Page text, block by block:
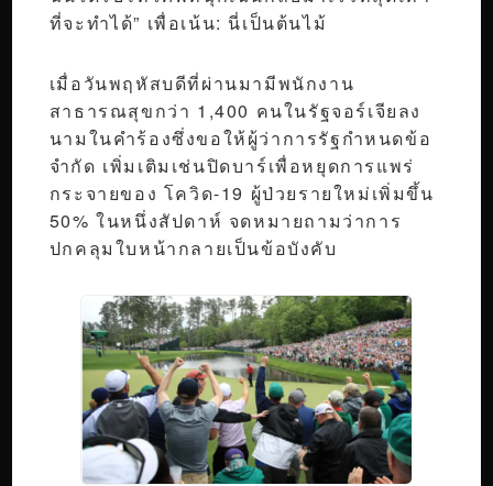
ที่จะทำได้” เพื่อเน้น: นี่เป็นต้นไม้
เมื่อวันพฤหัสบดีที่ผ่านมามีพนักงาน
สาธารณสุขกว่า 1,400 คนในรัฐจอร์เจียลง
นามในคำร้องซึ่งขอให้ผู้ว่าการรัฐกำหนดข้อ
จำกัด เพิ่มเติมเช่นปิดบาร์เพื่อหยุดการแพร่
กระจายของ โควิด-19 ผู้ป่วยรายใหม่เพิ่มขึ้น
50% ในหนึ่งสัปดาห์ จดหมายถามว่าการ
ปกคลุมใบหน้ากลายเป็นข้อบังคับ